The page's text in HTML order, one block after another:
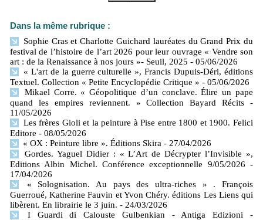
Dans la même rubrique :
Sophie Cras et Charlotte Guichard lauréates du Grand Prix du
festival de l’histoire de l’art 2026 pour leur ouvrage « Vendre son
art : de la Renaissance à nos jours »- Seuil, 2025 - 05/06/2026
« L'art de la guerre culturelle », Francis Dupuis-Déri, éditions
Textuel. Collection « Petite Encyclopédie Critique » - 05/06/2026
Mikael Corre. « Géopolitique d’un conclave. Élire un pape
quand les empires reviennent. » Collection Bayard Récits
-
11/05/2026
Les frères Gioli et la peinture à Pise entre 1800 et 1900. Felici
Editore - 08/05/2026
« OX : Peinture libre ». Éditions Skira - 27/04/2026
Gordes. Yaguel Didier : « L’Art de Décrypter l’Invisible »,
Editions Albin Michel. Conférence exceptionnelle 9/05/2026 -
17/04/2026
« Solognisation. Au pays des ultra-riches » . François
Guerroué, Katherine Fauvin et Yvon Chéry. éditions Les Liens qui
libèrent. En librairie le 3 juin. - 24/03/2026
I Guardi di Calouste Gulbenkian - Antiga Edizioni
-